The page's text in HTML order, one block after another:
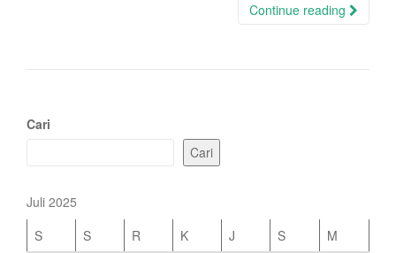
Continue reading
Cari
Cari
Juli 2025
S
S R K J S
M